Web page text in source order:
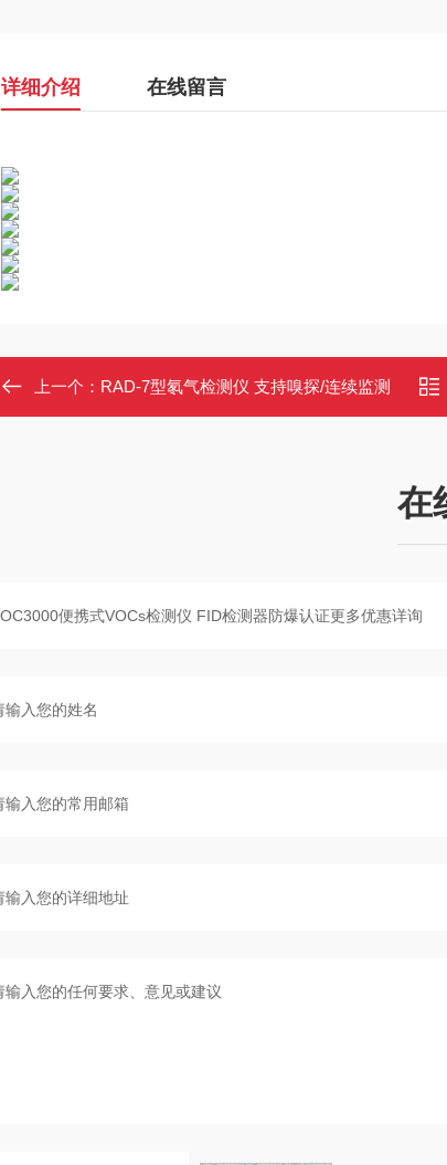
详细介绍 在线留言
上一个： RAD-7型氡气检测仪 支持嗅探/连续监测
在